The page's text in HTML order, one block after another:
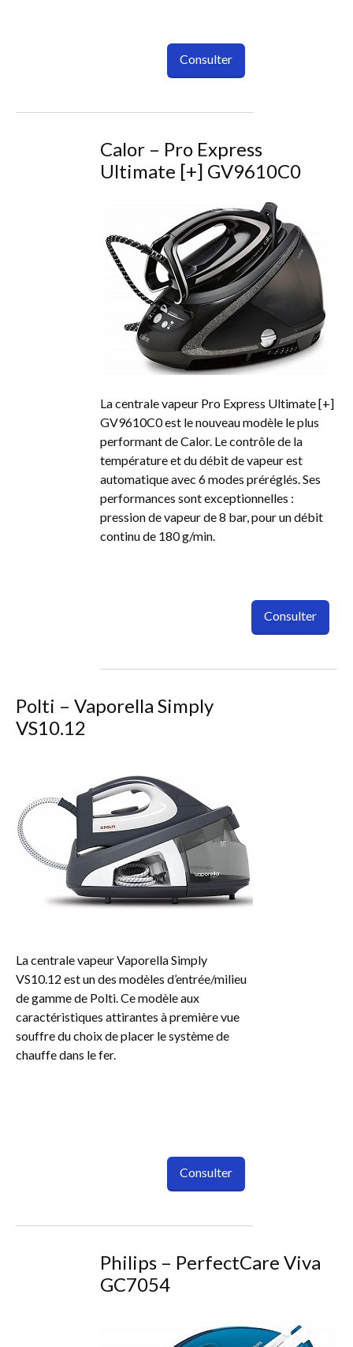
Consulter
Calor – Pro Express
Ultimate [+] GV9610C0
La centrale vapeur Pro Express Ultimate [+]
GV9610C0 est le nouveau modèle le plus
performant de Calor. Le contrôle de la
température et du débit de vapeur est
automatique avec 6 modes préréglés. Ses
performances sont exceptionnelles :
pression de vapeur de 8 bar, pour un débit
continu de 180 g/min.
Consulter
Polti – Vaporella Simply
VS10.12
La centrale vapeur Vaporella Simply
VS10.12 est un des modèles d’entrée/milieu
de gamme de Polti. Ce modèle aux
caractéristiques attirantes à première vue
souffre du choix de placer le système de
chauffe dans le fer.
Consulter
Philips – PerfectCare Viva
GC7054